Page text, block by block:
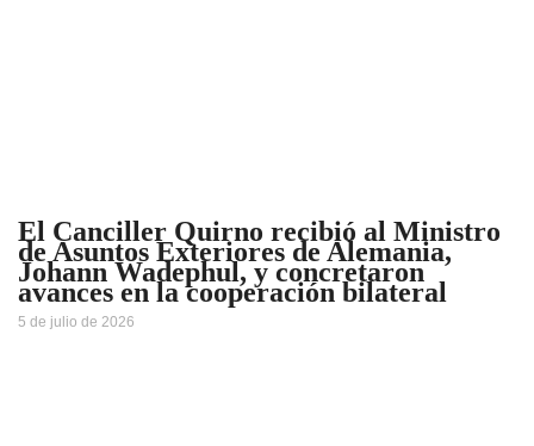
El Canciller Quirno recibió al Ministro
de Asuntos Exteriores de Alemania,
Johann Wadephul, y concretaron
avances en la cooperación bilateral
5 de julio de 2026